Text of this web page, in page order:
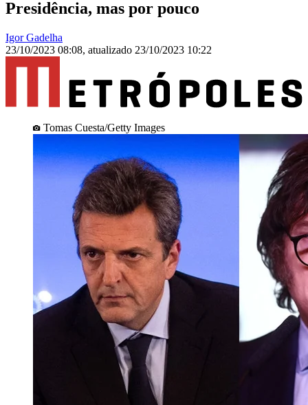
Presidência, mas por pouco
Igor Gadelha
23/10/2023 08:08, atualizado 23/10/2023 10:22
Tomas Cuesta/Getty Images